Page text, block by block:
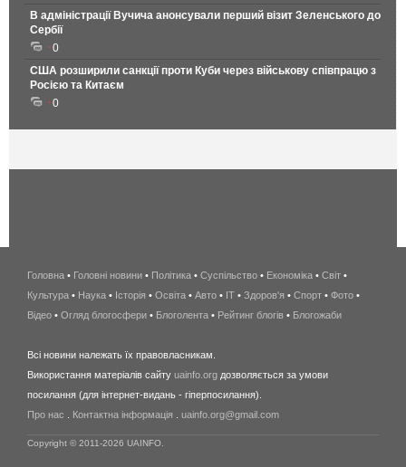
В адміністрації Вучича анонсували перший візит Зеленського до
Сербії
0
США розширили санкції проти Куби через військову співпрацю з
Росією та Китаєм
0
беспроводной
интернет
киев
wimax
в
Головна • Головні новини • Політика • Суспільство • Економіка • Світ •
Культура • Наука • Історія • Освіта • Авто • IT • Здоров'я • Спорт • Фото •
Відео • Огляд блогосфери • Блоголента • Рейтинг блогів • Блогожаби
Всі новини належать їх правовласникам.
Використання матеріалів сайту uainfo.org дозволяється за умови
посилання (для інтернет-видань - гіперпосилання).
Про нас
Контактна інформація uainfo.org@gmail.com
Copyright © 2011-2026 UAINFO.